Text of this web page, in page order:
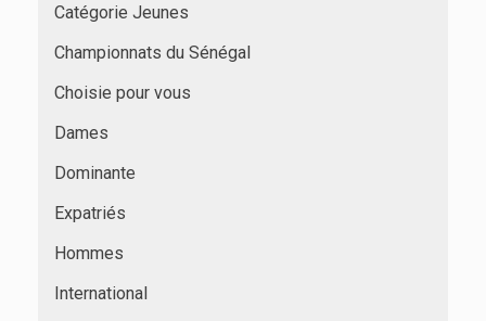
Catégorie Jeunes
Championnats du Sénégal
Choisie pour vous
Dames
Dominante
Expatriés
Hommes
International